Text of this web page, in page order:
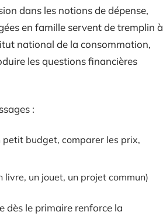
dans les notions de dépense,
en famille servent de tremplin à
national de la consommation,
les questions financières
:
petit budget, comparer les prix,
un jouet, un projet commun)
dès le primaire renforce la